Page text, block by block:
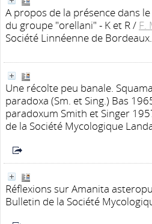
A propos de la présence dans
du groupe "orellani" - K et R/ F.
Société Linnéenne de
Une récolte peu banale.
paradoxa (Sm. et Sing.) Bas
paradoxum Smith et Singer
de la Société Mycologique
Réflexions sur Amanita
Bulletin de la Société